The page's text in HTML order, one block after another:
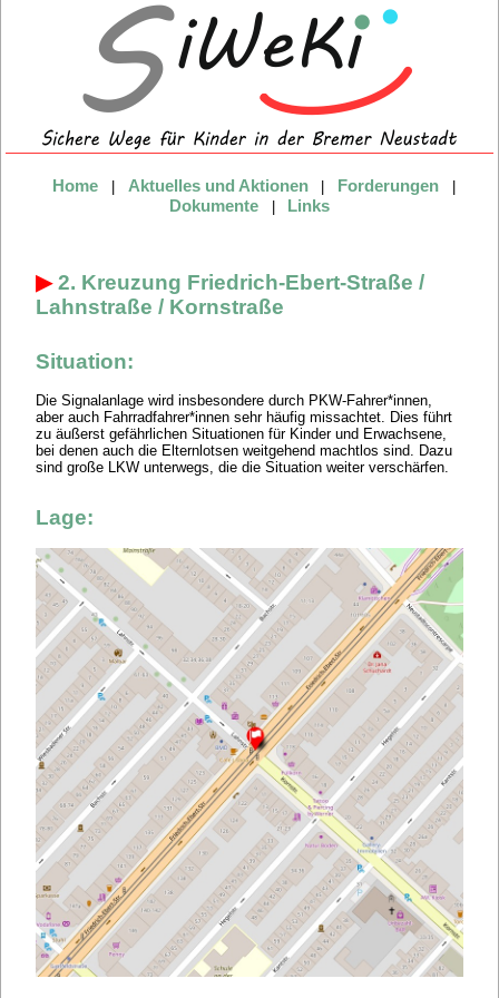
Home Aktuelles und Aktionen Forderungen
Dokumente Links
▶2. Kreuzung Friedrich-Ebert-Straße /
Lahnstraße / Kornstraße
Situation:
Die Signalanlage wird insbesondere durch PKW-Fahrer*innen,
aber auch Fahrradfahrer*innen sehr häufig missachtet. Dies führt
zu äußerst gefährlichen Situationen für Kinder und Erwachsene,
bei denen auch die Elternlotsen weitgehend machtlos sind. Dazu
sind große LKW unterwegs, die die Situation weiter verschärfen.
Lage: